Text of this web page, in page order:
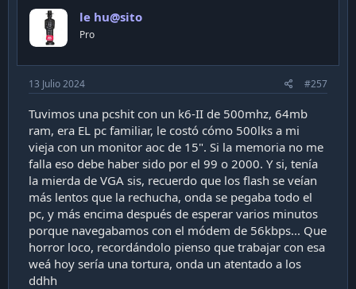
o
n
s
le hu@sito
Pro
13 Julio 2024 #257
Tuvimos una pcshit con un k6-II de 500mhz, 64mb
ram, era EL pc familiar, le costó cómo 500lks a mi
vieja con un monitor aoc de 15". Si la memoria no me
falla eso debe haber sido por el 99 o 2000. Y si, tenía
la mierda de VGA sis, recuerdo que los flash se veían
más lentos que la rechucha, onda se pegaba todo el
pc, y más encima después de esperar varios minutos
porque navegabamos con el módem de 56kbps... Que
horror loco, recordándolo pienso que trabajar con esa
weá hoy sería una tortura, onda un atentado a los
ddhh